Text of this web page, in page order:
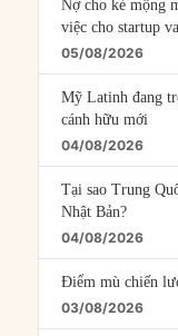
Nợ cho kẻ mộng
việc cho startup
05/08/2026
Mỹ Latinh đang
cánh hữu mới
04/08/2026
Tại sao Trung
Nhật Bản?
04/08/2026
Điểm mù chiến
03/08/2026